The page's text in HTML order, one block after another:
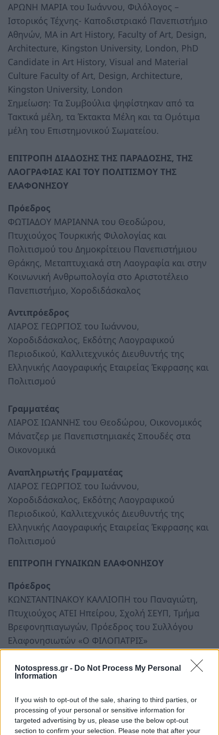
Notospress.gr - Do Not Process My Personal
Information
If you wish to opt-out of the sale, sharing to third parties, or
processing of your personal or sensitive information for
targeted advertising by us, please use the below opt-out
section to confirm your selection. Please note that after your
ΑΡΩΝΗ ΜΑΡΙΑ του Ιωάννου, Φιλόλογος –
Ιστορικός Τέχνης- Καποδιστριακό Πανεπιστήμιο
Αθηνών, MA in Art History, Faculty of Art, Design,
Architecture, Kingston University, London, PhD
Candidate in Art History, Visual and Material
Culture Faculty of Art, Design, Architecture,
Kingston University, London
Σημείωση: Τα Συμβούλια ψηφίστηκαν από τα
Τακτικά μέλη, τα Έκτακτα Μέλη και τα Ομότιμα
μέλη του Επιστημονικού Σωματείου.
ΕΠΙΤΡΟΠΗ ΔΙΑΔΟΣΗΣ ΤΗΣ ΠΑΡΑΔΟΣΗΣ, ΤΗΣ
ΛΑΟΓΡΑΦΙΑΣ ΚΑΙ ΤΟΥ ΠΟΛΙΤΙΣΜΟΥ ΤΗΣ
ΕΛΑΦΟΝΗΣΟΥ
Πρόεδρος
ΦΩΤΙΑΔΟΥ ΜΑΡΙΑΝΝΑ του Θεοδώρου,
Πτυχιούχος Τουρκικής Φιλολογίας και
Πολιτισμού του Δημοκρίτειου Πανεπιστήμιου
Θράκης, Μεταπτυχιακά στη Λαογραφία και στην
Κοινωνική Ανθρωπολογία στο Αριστοτέλειο
Πανεπιστήμιο, Χοροδιδάσκαλος
Αντιπρόεδρος
ΛΙΑΡΟΣ ΓΕΩΡΓΙΟΣ του Ιωάννου,
Χοροδιδάσκαλος, Εκδότης Λαογραφικού
Περιοδικού, Καλλιτεχνικός Διευθυντής της
Ελληνικής Λαογραφικής Εταιρείας Έκφρασης και
Πολιτισμού
Γραμματέας
ΛΙΑΡΟΣ ΙΩΑΝΝΗΣ του Θεοδώρου, Οικονομικός
Μάνατζερ με Πανεπιστημιακές Σπουδές στα
Οικονομικά
Αναπληρωτής Γραμματέας
ΛΙΑΡΟΣ ΓΕΩΡΓΙΟΣ του Ιωάννου,
Χοροδιδάσκαλος, Εκδότης Λαογραφικού
Περιοδικού, Καλλιτεχνικός Διευθυντής της
Ελληνικής Λαογραφικής Εταιρείας Έκφρασης και
Πολιτισμού
ΕΠΙΤΡΟΠΗ ΓΥΝΑΙΚΩΝ ΕΛΑΦΟΝΗΣΟΥ
Πρόεδρος
ΚΩΝΣΤΑΝΤΙΝΑΚΟΥ ΚΑΛΛΙΟΠΗ του Παναγιώτη,
Πτυχιούχος ΑΤΕΙ Ηπείρου, Σχολή ΣΕΥΠ, Τμήμα
Βρεφονηπιαγωγών, Πρόεδρος του Συλλόγου
Ελαφονησιωτών «Ο ΦΙΛΟΠΑΤΡΙΣ»
Αντιπρόεδρος
ΣΚΑΛΚΟΓΙΑΝΝΗ ΓΡΗΓΟΡΙΑ του Παρασκευά,
Γραμματέας
ΧΑΤΖΗΚΟΥΜΠΑΡΟΓΛΟΥ ΚΑΤΕΡΙΝΑ του Γεωργίου,